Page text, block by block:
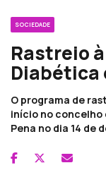
SOCIEDADE
Rastreio
Diabética
O programa de
início no concelho
Pena no dia 14 de